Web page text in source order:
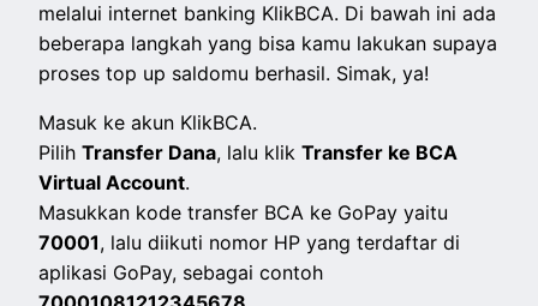
melalui internet banking KlikBCA. Di bawah ini ada
beberapa langkah yang bisa kamu lakukan supaya
proses top up saldomu berhasil. Simak, ya!
Masuk ke akun KlikBCA.
PilihTransfer Dana, lalu klikTransfer ke BCA
Virtual Account.
Masukkan kode transfer BCA ke GoPay yaitu
70001, lalu diikuti nomor HP yang terdaftar di
aplikasi GoPay, sebagai contoh